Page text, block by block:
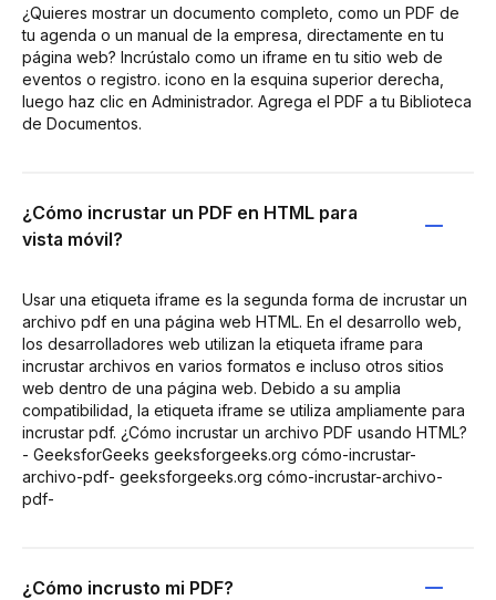
¿Quieres mostrar un documento completo, como un PDF de
tu agenda o un manual de la empresa, directamente en tu
página web? Incrústalo como un iframe en tu sitio web de
eventos o registro. icono en la esquina superior derecha,
luego haz clic en Administrador. Agrega el PDF a tu Biblioteca
de Documentos.
¿Cómo incrustar un PDF en HTML para
vista móvil?
Usar una etiqueta iframe es la segunda forma de incrustar un
archivo pdf en una página web HTML. En el desarrollo web,
los desarrolladores web utilizan la etiqueta iframe para
incrustar archivos en varios formatos e incluso otros sitios
web dentro de una página web. Debido a su amplia
compatibilidad, la etiqueta iframe se utiliza ampliamente para
incrustar pdf. ¿Cómo incrustar un archivo PDF usando HTML?
- GeeksforGeeks geeksforgeeks.org cómo-incrustar-
archivo-pdf- geeksforgeeks.org cómo-incrustar-archivo-
pdf-
¿Cómo incrusto mi PDF?